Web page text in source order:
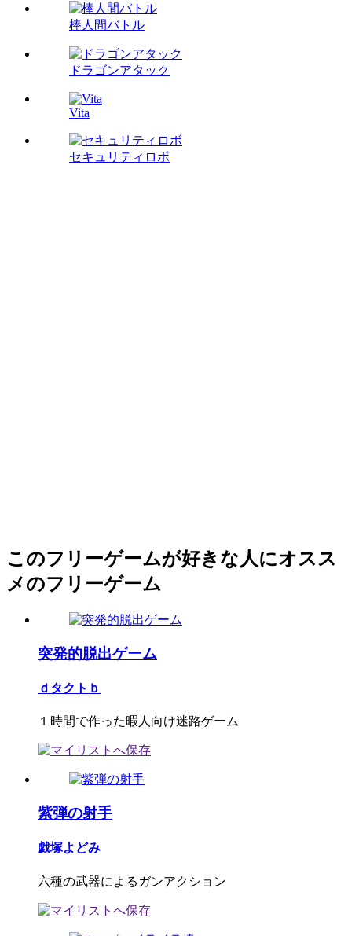
棒人間バトル
ドラゴンアタック
Vita
セキュリティロボ
このフリーゲームが好きな人にオスス
メのフリーゲーム
突発的脱出ゲーム
ｄタクトｂ
１時間で作った暇人向け迷路ゲーム
紫弾の射手
戯塚よどみ
六種の武器によるガンアクション